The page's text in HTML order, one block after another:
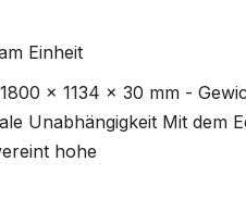
Einheit
x 1134 x 30 mm -
Unabhängigkeit Mit
hohe